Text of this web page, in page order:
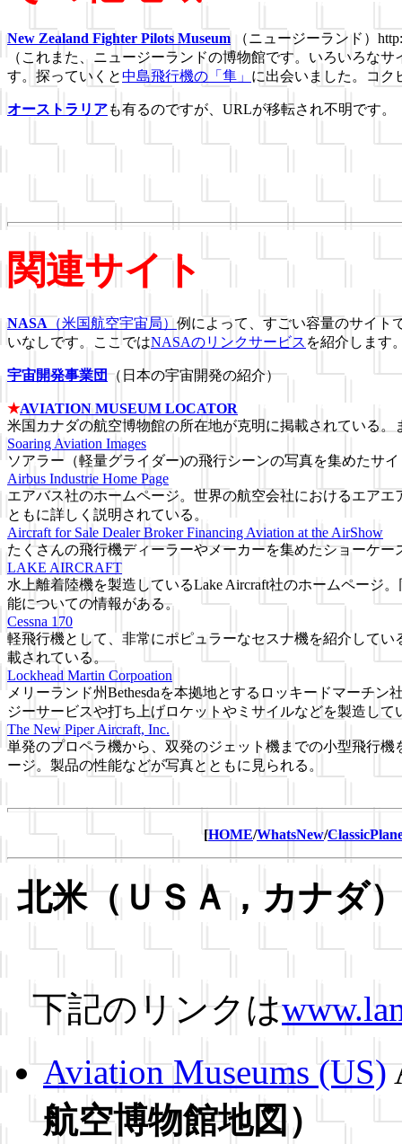
New Zealand Fighter Pilots Museum （ニュージーランド）
（これまた、ニュージーランドの博物館です。いろいろな
す。探っていくと中島飛行機の「隼」 に出会いました。コ
オーストラリアも有るのですが、URLが移転され不明です。
関連サイト
NASA （米国航空宇宙局）例によって、すごい容量のサイト
いなしです。ここではNASAのリンクサービス を紹介します
宇宙開発事業団（日本の宇宙開発の紹介）
★AVIATION MUSEUM LOCATOR
米国カナダの航空博物館の所在地が克明に掲載されている
Soaring Aviation Images
ソアラー（軽量グライダー)の飛行シーンの写真を集めたサ
Airbus Industrie Home Page
エアバス社のホームページ。世界の航空会社におけるエア
ともに詳しく説明されている。
Aircraft for Sale Dealer Broker Financing Aviation at the AirShow
たくさんの飛行機ディーラーやメーカーを集めたショーケ
LAKE AIRCRAFT
水上離着陸機を製造しているLake Aircraft社のホームページ
能についての情報がある。
Cessna 170
軽飛行機として、非常にポピュラーなセスナ機を紹介して
載されている。
Lockhead Martin Corpoation
メリーランド州Bethesdaを本拠地とするロッキードマーチ
ジーサービスや打ち上げロケットやミサイルなどを製造して
The New Piper Aircraft, Inc.
単発のプロペラ機から、双発のジェット機までの小型飛行機
ージ。製品の性能などが写真とともに見られる。
[HOME/WhatsNew/
北米（ＵＳＡ，カナダ
下記のリンクは
Aviation Museums (US)
航空博物館地図）